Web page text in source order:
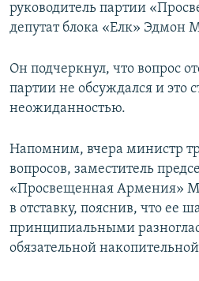
руководитель партии
депутат блока «Елк» Эдмон
Он подчеркнул, что вопрос
партии не обсуждался и это
неожиданностью.
Напомним, вчера министр
вопросов, заместитель
«Просвещенная Армения»
в отставку, пояснив, что ее
принципиальными
обязательной